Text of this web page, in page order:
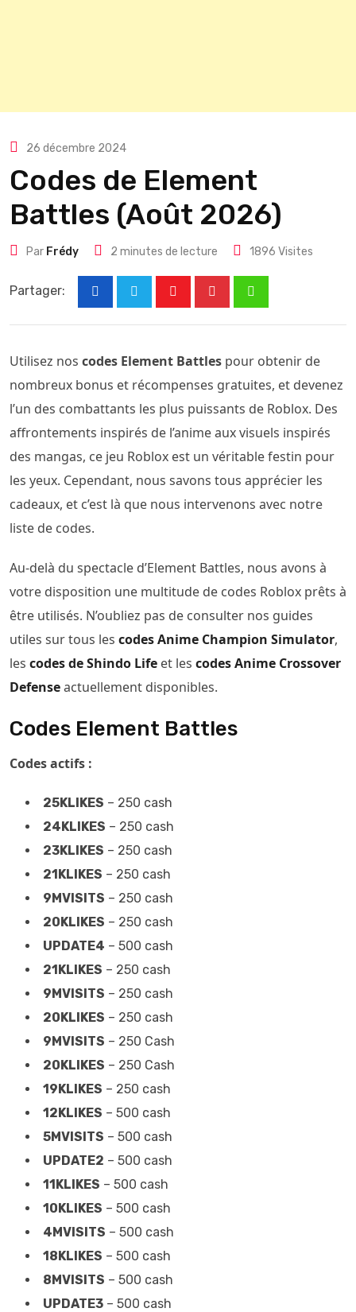
26 décembre 2024
Codes de Element
Battles (Août 2026)
Par Frédy 2 minutes de lecture 1896 Visites
Partager:
Utilisez nos codes Element Battles pour obtenir de
nombreux bonus et récompenses gratuites, et devenez
l’un des combattants les plus puissants de Roblox. Des
affrontements inspirés de l’anime aux visuels inspirés
des mangas, ce jeu Roblox est un véritable festin pour
les yeux. Cependant, nous savons tous apprécier les
cadeaux, et c’est là que nous intervenons avec notre
liste de codes.
Au-delà du spectacle d’Element Battles, nous avons à
votre disposition une multitude de codes Roblox prêts à
être utilisés. N’oubliez pas de consulter nos guides
utiles sur tous les codes Anime Champion Simulator,
les codes de Shindo Life et les codes Anime Crossover
Defenseactuellement disponibles.
Codes Element Battles
Codes actifs :
25KLIKES – 250 cash
24KLIKES – 250 cash
23KLIKES – 250 cash
21KLIKES – 250 cash
9MVISITS – 250 cash
20KLIKES – 250 cash
UPDATE4 – 500 cash
21KLIKES – 250 cash
9MVISITS – 250 cash
20KLIKES – 250 cash
9MVISITS – 250 Cash
20KLIKES – 250 Cash
19KLIKES – 250 cash
12KLIKES – 500 cash
5MVISITS – 500 cash
UPDATE2 – 500 cash
11KLIKES – 500 cash
10KLIKES – 500 cash
4MVISITS – 500 cash
18KLIKES – 500 cash
8MVISITS – 500 cash
UPDATE3 – 500 cash